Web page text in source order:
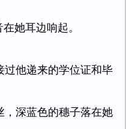
她耳边响起。
过他递来的学位证和毕
，深蓝色的穗子落在她